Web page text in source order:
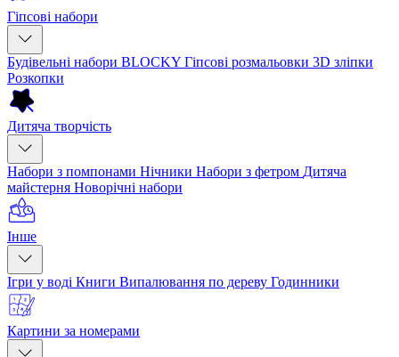
Гіпсові набори
Будівельні набори BLOCKY Гіпсові розмальовки 3D зліпки
Розкопки
Дитяча творчість
Набори з помпонами Нічники Набори з фетром Дитяча
майстерня Новорічні набори
Інше
Ігри у воді Книги Випалювання по дереву Годинники
Картини за номерами